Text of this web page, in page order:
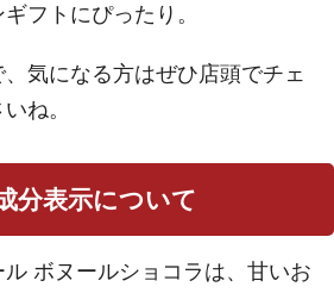
フトにぴったり。
気になる方はぜひ店頭でチェ
ね。
分表示について
ボヌールショコラは、甘いお